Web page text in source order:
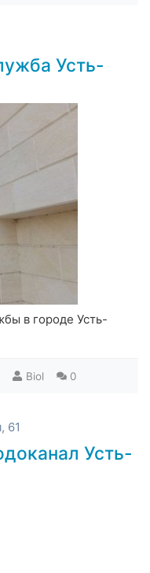
Усть-
в городе Усть-
Biol 0
61
Усть-